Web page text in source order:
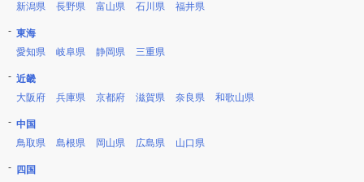
新潟県
長野県 富山県 石川県 福井県
東海
愛知県
岐阜県 静岡県 三重県
近畿
大阪府
兵庫県 京都府 滋賀県 奈良県 和歌山県
中国
鳥取県
島根県 岡山県 広島県 山口県
四国